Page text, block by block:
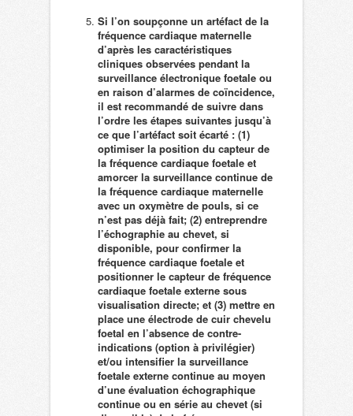
Si l’on soupçonne un artéfact de la
fréquence cardiaque maternelle
d’après les caractéristiques
cliniques observées pendant la
surveillance électronique foetale ou
en raison d’alarmes de coïncidence,
il est recommandé de suivre dans
l’ordre les étapes suivantes jusqu’à
ce que l’artéfact soit écarté : (1)
optimiser la position du capteur de
la fréquence cardiaque foetale et
amorcer la surveillance continue de
la fréquence cardiaque maternelle
avec un oxymètre de pouls, si ce
n’est pas déjà fait; (2) entreprendre
l’échographie au chevet, si
disponible, pour confirmer la
fréquence cardiaque foetale et
positionner le capteur de fréquence
cardiaque foetale externe sous
visualisation directe; et (3) mettre en
place une électrode de cuir chevelu
foetal en l’absence de contre-
indications (option à privilégier)
et/ou intensifier la surveillance
foetale externe continue au moyen
d’une évaluation échographique
continue ou en série au chevet (si